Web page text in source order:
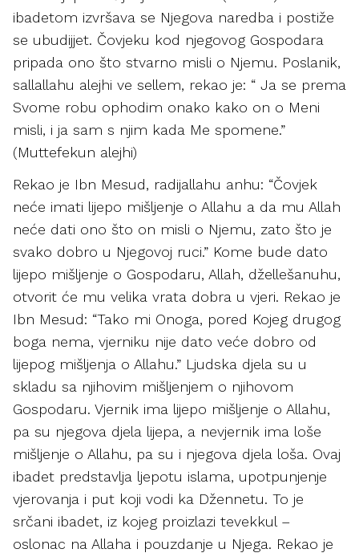
ibadetom izvršava se Njegova naredba i postiže
se ubudijjet. Čovjeku kod njegovog Gospodara
pripada ono što stvarno misli o Njemu. Poslanik,
sallallahu alejhi ve sellem, rekao je: “ Ja se prema
Svome robu ophodim onako kako on o Meni
misli, i ja sam s njim kada Me spomene.”
(Muttefekun alejhi)
Rekao je Ibn Mesud, radijallahu anhu: “Čovjek
neće imati lijepo mišljenje o Allahu a da mu Allah
neće dati ono što on misli o Njemu, zato što je
svako dobro u Njegovoj ruci.” Kome bude dato
lijepo mišljenje o Gospodaru, Allah, džellešanuhu,
otvorit će mu velika vrata dobra u vjeri. Rekao je
Ibn Mesud: “Tako mi Onoga, pored Kojeg drugog
boga nema, vjerniku nije dato veće dobro od
lijepog mišljenja o Allahu.” Ljudska djela su u
skladu sa njihovim mišljenjem o njihovom
Gospodaru. Vjernik ima lijepo mišljenje o Allahu,
pa su njegova djela lijepa, a nevjernik ima loše
mišljenje o Allahu, pa su i njegova djela loša. Ovaj
ibadet predstavlja ljepotu islama, upotpunjenje
vjerovanja i put koji vodi ka Džennetu. To je
srčani ibadet, iz kojeg proizlazi tevekkul –
oslonac na Allaha i pouzdanje u Njega. Rekao je